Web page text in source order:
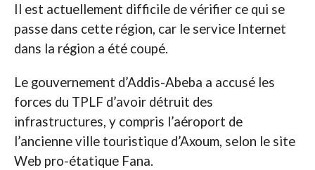
Il est actuellement difficile de vérifier ce qui se
passe dans cette région, car le service Internet
dans la région a été coupé.
Le gouvernement d’Addis-Abeba a accusé les
forces du TPLF d’avoir détruit des
infrastructures, y compris l’aéroport de
l’ancienne ville touristique d’Axoum, selon le site
Web pro-étatique Fana.